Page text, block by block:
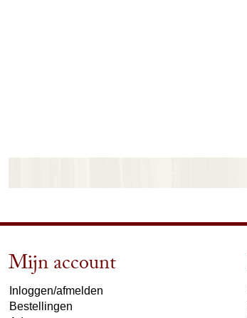
Mijn account
Inloggen/afmelden
Bestellingen